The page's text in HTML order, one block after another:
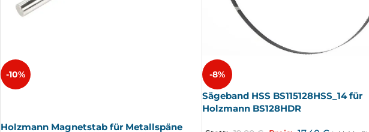
-10%
Holzmann Magnetstab für Metallspäne
-8%
Sägeband HSS BS115128HSS_14 für
Holzmann BS128HDR